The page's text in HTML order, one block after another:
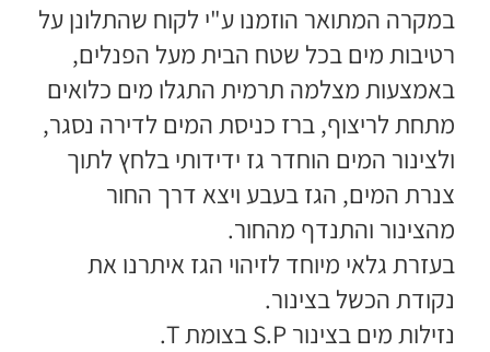
במקרה המתואר הוזמנו ע"י לקוח שהתלונן על
רטיבות מים בכל שטח הבית מעל הפנלים,
באמצעות מצלמה תרמית התגלו מים כלואים
מתחת לריצוף, ברז כניסת המים לדירה נסגר,
ולצינור המים הוחדר גז ידידותי בלחץ לתוך
צנרת המים, הגז בעבע ויצא דרך החור
מהצינור והתנדף מהחור.
בעזרת גלאי מיוחד לזיהוי הגז איתרנו את
נקודת הכשל בצינור.
נזילות מים בצינור S.P בצומת T.